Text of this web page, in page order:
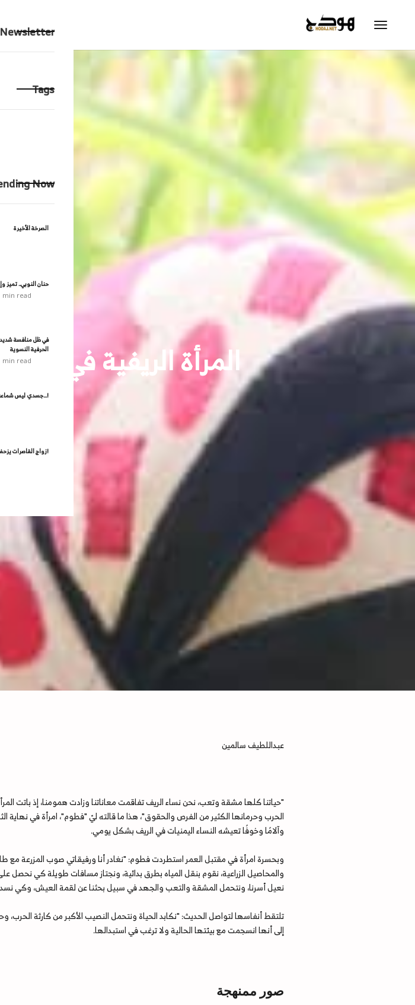
Newsletter
Tags
Now
الصرخة الأخيرة
حنان النوبي.. تميز
min read
في ظل منافسة
الحرفية النسوية
min read
جسدي ليس شماعة...!
زواج القاصرات يزحف إلى المدن!
المرأة الريفية في
عبداللطيف سالمين
"حياتنا كلها مشقة وتعب، نحن نساء الريف تفاقمت معاناتنا وزادت همومنا، إذ باتت
الحرب وحرمانها الكثير من الفرص والحقوق"، هذا ما قالته ليّ "فطوم"، امرأة في
وآلامًا وخوفًا تعيشه النساء اليمنيات في الريف بشكل يومي.
وبحسرة امرأة في مقتبل العمر استطردت فطوم: "نغادر أنا ورفيقاتي صوب المزرعة مع
والمحاصيل الزراعية، نقوم بنقل المياه بطرق بدائية، ونجتاز مسافات طويلة كي
نعيل أسرنا، ونتحمل المشقة والتعب والجهد في سبيل بحثنا عن لقمة العيش، وكي نسد
تلتقط أنفاسها لتواصل الحديث: "نكابد الحياة ونتحمل النصيب الأكبر من كارثة
إلى أنها انسجمت مع بيئتها الحالية ولا ترغب في استبدالها.
صور ممنهجة